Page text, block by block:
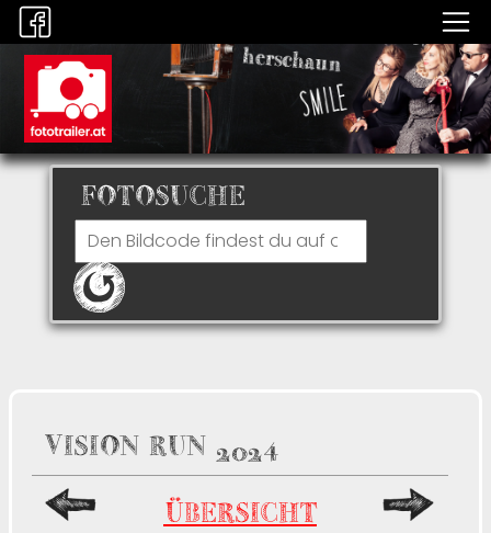
FOTOSUCHE
VISION RUN 2024
ÜBERSICHT